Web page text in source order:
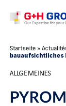
Startseite »
bauaufsichtliches
ALLGEMEINES